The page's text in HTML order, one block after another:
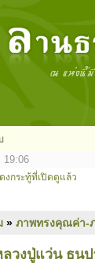
19:06
งกระทู้ที่เปิดดูแล้ว
» ภาพทรงคุณค่า-
วงปู่แว่น ธน